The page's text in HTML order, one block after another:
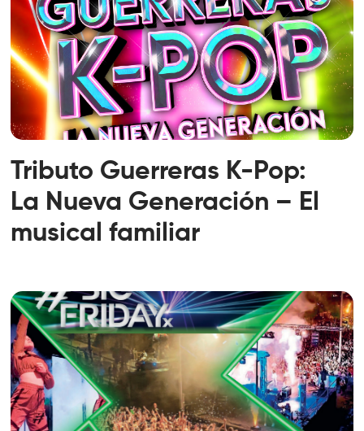
Tributo Guerreras K-Pop:
La Nueva Generación – El
musical familiar